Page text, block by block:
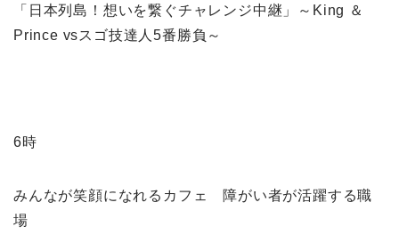
「日本列島！想いを繋ぐチャレンジ中継」～King ＆
Prince vsスゴ技達人5番勝負～
6時
みんなが笑顔になれるカフェ 障がい者が活躍する職
場